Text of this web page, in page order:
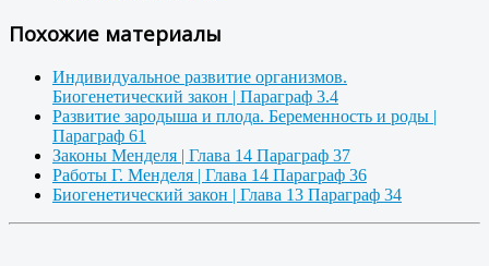
Похожие материалы
Индивидуальное развитие организмов.
Биогенетический закон | Параграф 3.4
Развитие зародыша и плода. Беременность и роды |
Параграф 61
Законы Менделя | Глава 14 Параграф 37
Работы Г. Менделя | Глава 14 Параграф 36
Биогенетический закон | Глава 13 Параграф 34